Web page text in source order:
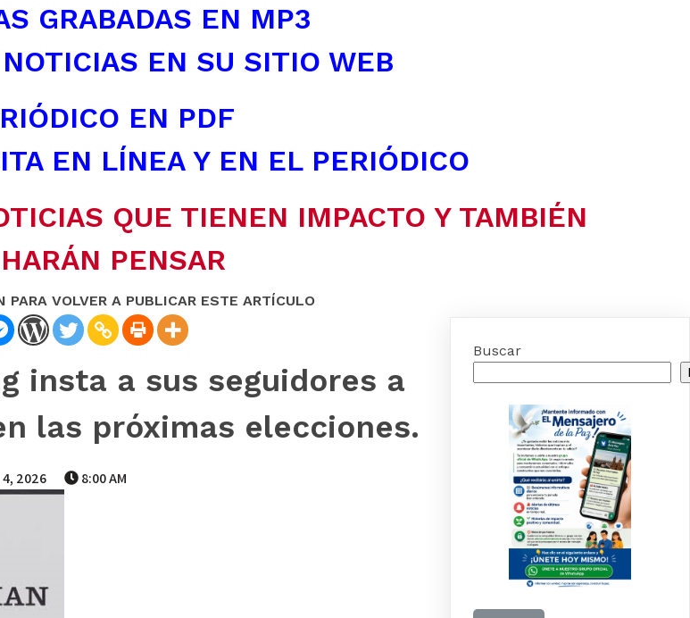
GRABADAS EN MP3
EN SU SITIO WEB
EN PDF
EN LÍNEA Y EN EL PERIÓDICO
QUE TIENEN IMPACTO Y TAMBIÉN
PENSAR
VOLVER A PUBLICAR ESTE ARTÍCULO
insta a sus seguidores a
las próximas elecciones.
4, 2026 8:00 AM
Buscar